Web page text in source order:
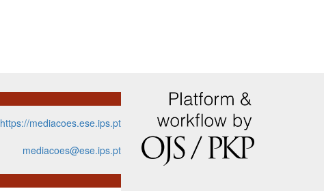
https://mediacoes.ese.ips.pt
mediacoes@ese.ips.pt